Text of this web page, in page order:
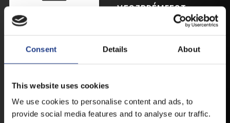
Consent Details About
This website uses cookies
We use cookies to personalise content and ads, to
provide social media features and to analyse our traffic.
VESZPRÉMFEST
ELSŐ KÉZBŐL ÉRTESÜLHESSEN
ISMERT HELYEKEN, VAGY IDE KATTINTVA :